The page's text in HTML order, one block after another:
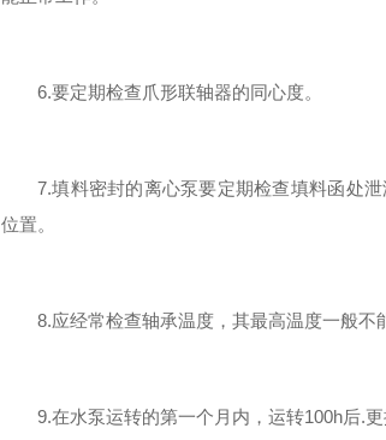
6.要定期检查爪形联轴器的同心度。
7.填料密封的离心泵要定期检查填料函处泄
位置。
8.应经常检查轴承温度，其最高温度一般不
9.在水泵运转的第一个月内，运转100h后.更